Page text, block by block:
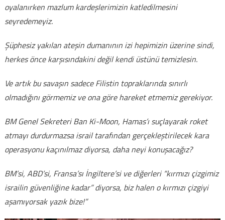
oyalanırken mazlum kardeşlerimizin katledilmesini
seyredemeyiz.
Şüphesiz yakılan ateşin dumanının izi hepimizin üzerine sindi,
herkes önce karşısındakini değil kendi üstünü temizlesin.
Ve artık bu savaşın sadece Filistin topraklarında sınırlı
olmadığını görmemiz ve ona göre hareket etmemiz gerekiyor.
BM Genel Sekreteri Ban Ki-Moon, Hamas’ı suçlayarak roket
atmayı durdurmazsa israil tarafından gerçekleştirilecek kara
operasyonu kaçınılmaz diyorsa, daha neyi konuşacağız?
BM’si, ABD’si, Fransa’sı İngiltere’si ve diğerleri “kırmızı çizgimiz
israilin güvenliğine kadar” diyorsa, biz halen o kırmızı çizgiyi
aşamıyorsak yazık bize!”